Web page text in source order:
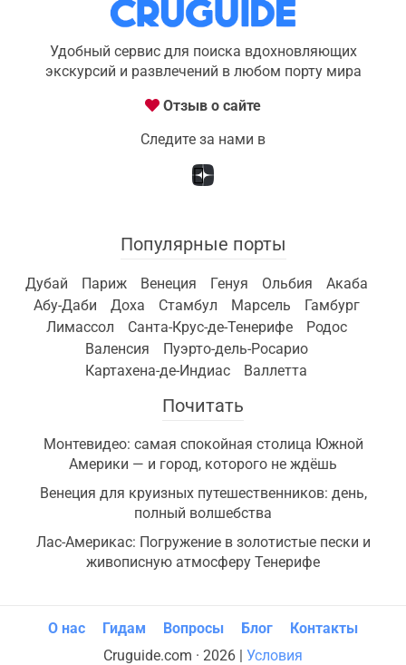
Удобный сервис для поиска вдохновляющих
экскурсий и развлечений в любом порту мира
Отзыв о сайте
Следите за нами в
Популярные порты
Дубай Париж Венеция Генуя Ольбия
Акаба
Абу-Даби
Доха Стамбул Марсель
Гамбург
Лимассол
Санта-Крус-де-Тенерифе
Родос
Валенсия
Пуэрто-дель-Росарио
Картахена-де-Индиас
Валлетта
Почитать
Монтевидео: самая спокойная столица Южной
Америки — и город, которого не ждёшь
Венеция для круизных путешественников: день,
полный волшебства
Лас-Америкас: Погружение в золотистые пески и
живописную атмосферу Тенерифе
Cruguide.com · 2026 | Условия
О нас Гидам Вопросы Блог Контакты